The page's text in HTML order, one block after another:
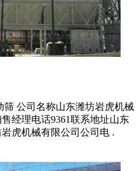
筛 公司名称山东潍坊岩虎机械
经理电话9361联系地址山东
虎机械有限公司公司电 .